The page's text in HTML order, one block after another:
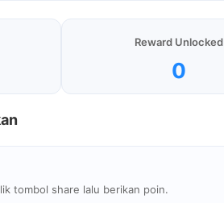
Reward Unlocked
0
tombol share lalu berikan poin.